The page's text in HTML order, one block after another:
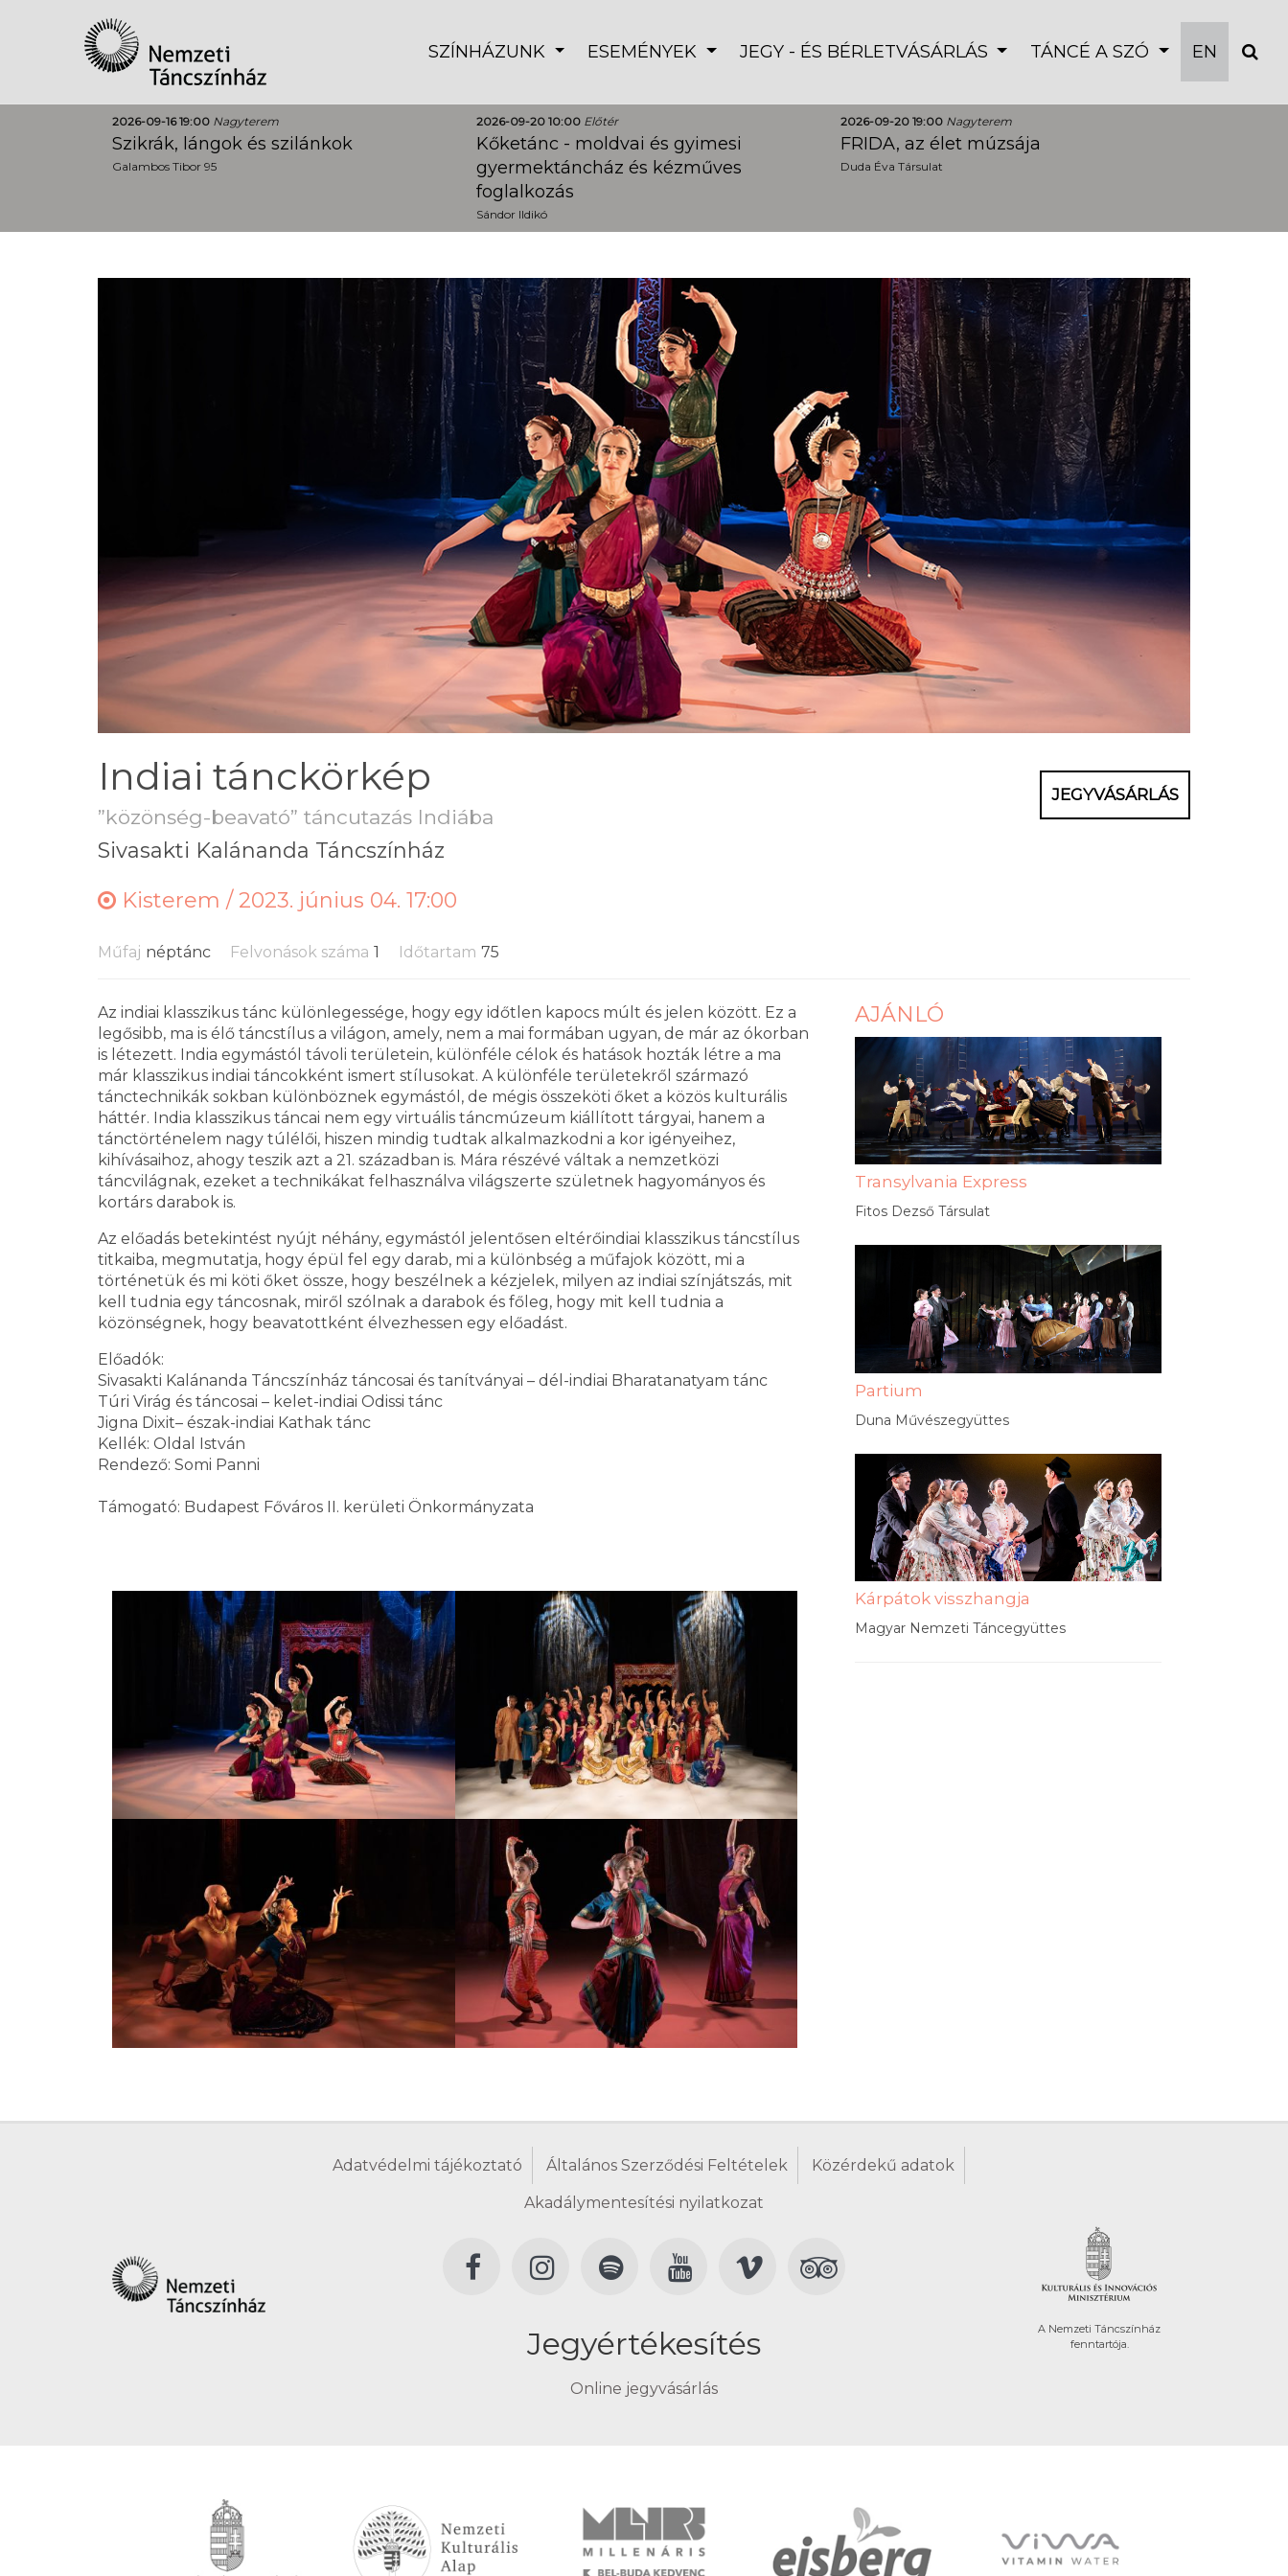
SZÍNHÁZUNK ESEMÉNYEK JEGY - ÉS BÉRLETVÁSÁRLÁS TÁNCÉ A SZÓ EN
2026-09-16 19:00 Nagyterem
Szikrák, lángok és szilánkok
Galambos Tibor 95
2026-09-20 10:00 Előtér
Kőketánc - moldvai és gyimesi
gyermektáncház és kézműves
foglalkozás
Sándor Ildikó
2026-09-20 19:00 Nagyterem
FRIDA, az élet múzsája
Duda Éva Társulat
Indiai tánckörkép
”közönség-beavató” táncutazás Indiába
Sivasakti Kalánanda Táncszínház
JEGYVÁSÁRLÁS
Kisterem / 2023. június 04. 17:00
Műfaj néptánc Felvonások száma 1 Időtartam 75
Az indiai klasszikus tánc különlegessége, hogy egy időtlen kapocs múlt és jelen között. Ez a
legősibb, ma is élő táncstílus a világon, amely, nem a mai formában ugyan, de már az ókorban
is létezett. India egymástól távoli területein, különféle célok és hatások hozták létre a ma
már klasszikus indiai táncokként ismert stílusokat. A különféle területekről származó
tánctechnikák sokban különböznek egymástól, de mégis összeköti őket a közös kulturális
háttér. India klasszikus táncai nem egy virtuális táncmúzeum kiállított tárgyai, hanem a
tánctörténelem nagy túlélői, hiszen mindig tudtak alkalmazkodni a kor igényeihez,
kihívásaihoz, ahogy teszik azt a 21. században is. Mára részévé váltak a nemzetközi
táncvilágnak, ezeket a technikákat felhasználva világszerte születnek hagyományos és
kortárs darabok is.
Az előadás betekintést nyújt néhány, egymástól jelentősen eltérőindiai klasszikus táncstílus
titkaiba, megmutatja, hogy épül fel egy darab, mi a különbség a műfajok között, mi a
történetük és mi köti őket össze, hogy beszélnek a kézjelek, milyen az indiai színjátszás, mit
kell tudnia egy táncosnak, miről szólnak a darabok és főleg, hogy mit kell tudnia a
közönségnek, hogy beavatottként élvezhessen egy előadást.
Előadók:
Sivasakti Kalánanda Táncszínház táncosai és tanítványai – dél-indiai Bharatanatyam tánc
Túri Virág és táncosai – kelet-indiai Odissi tánc
Jigna Dixit– észak-indiai Kathak tánc
Kellék: Oldal István
Rendező: Somi Panni
Támogató: Budapest Főváros II. kerületi Önkormányzata
AJÁNLÓ
Transylvania Express
Fitos Dezső Társulat
Partium
Duna Művészegyüttes
Kárpátok visszhangja
Magyar Nemzeti Táncegyüttes
Adatvédelmi tájékoztató Általános Szerződési Feltételek Közérdekű adatok
Akadálymentesítési nyilatkozat
Jegyértékesítés
Online jegyvásárlás
A Nemzeti Táncszínház
fenntartója.